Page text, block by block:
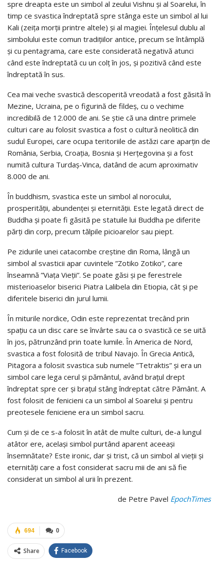
spre dreapta este un simbol al zeului Vishnu şi al Soarelui, în
timp ce svastica îndreptată spre stânga este un simbol al lui
Kali (zeiţa morţii printre altele) şi al magiei. Înţelesul dublu al
simbolului este comun tradiţiilor antice, precum se întâmplă
şi cu pentagrama, care este considerată negativă atunci
când este îndreptată cu un colţ în jos, şi pozitivă când este
îndreptată în sus.
Cea mai veche svastică descoperită vreodată a fost găsită în
Mezine, Ucraina, pe o figurină de fildeş, cu o vechime
incredibilă de 12.000 de ani. Se ştie că una dintre primele
culturi care au folosit svastica a fost o cultură neolitică din
sudul Europei, care ocupa teritoriile de astăzi care aparţin de
România, Serbia, Croaţia, Bosnia şi Herţegovina şi a fost
numită cultura Turdaş-Vinca, datând de acum aproximativ
8.000 de ani.
În buddhism, svastica este un simbol al norocului,
prosperităţii, abundenţei şi eternităţii. Este legată direct de
Buddha şi poate fi găsită pe statuile lui Buddha pe diferite
părţi din corp, precum tălpile picioarelor sau piept.
Pe zidurile unei catacombe creştine din Roma, lângă un
simbol al svasticii apar cuvintele ”Zotiko Zotiko”, care
înseamnă ”Viaţa Vieţii”. Se poate găsi şi pe ferestrele
misterioaselor biserici Piatra Lalibela din Etiopia, cât şi pe
diferitele biserici din jurul lumii.
În miturile nordice, Odin este reprezentat trecând prin
spaţiu ca un disc care se învârte sau ca o svastică ce se uită
în jos, pătrunzând prin toate lumile. În America de Nord,
svastica a fost folosită de tribul Navajo. În Grecia Antică,
Pitagora a folosit svastica sub numele ”Tetraktis” şi era un
simbol care lega cerul şi pământul, având braţul drept
îndreptat spre cer şi braţul stâng îndreptat către Pământ. A
fost folosit de fenicieni ca un simbol al Soarelui şi pentru
preotesele feniciene era un simbol sacru.
Cum şi de ce s-a folosit în atât de multe culturi, de-a lungul
atâtor ere, acelaşi simbol purtând aparent aceeaşi
însemnătate? Este ironic, dar şi trist, că un simbol al vieţii şi
eternităţi care a fost considerat sacru mii de ani să fie
considerat un simbol al urii în prezent.
de Petre Pavel EpochTimes
0
694
Share Facebook